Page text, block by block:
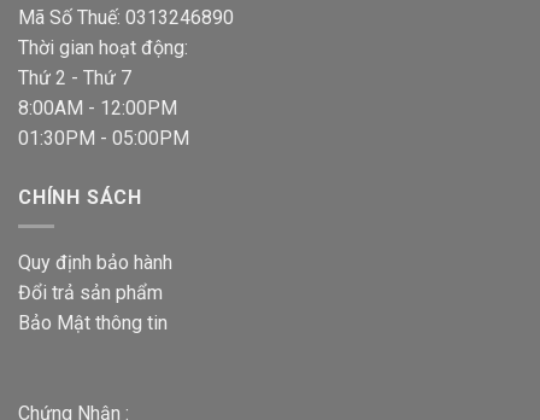
Mã Số Thuế: 0313246890
Thời gian hoạt động:
Thứ 2 - Thứ 7
8:00AM - 12:00PM
01:30PM - 05:00PM
CHÍNH SÁCH
Quy định bảo hành
Đổi trả sản phẩm
Bảo Mật thông tin
Chứng Nhận :